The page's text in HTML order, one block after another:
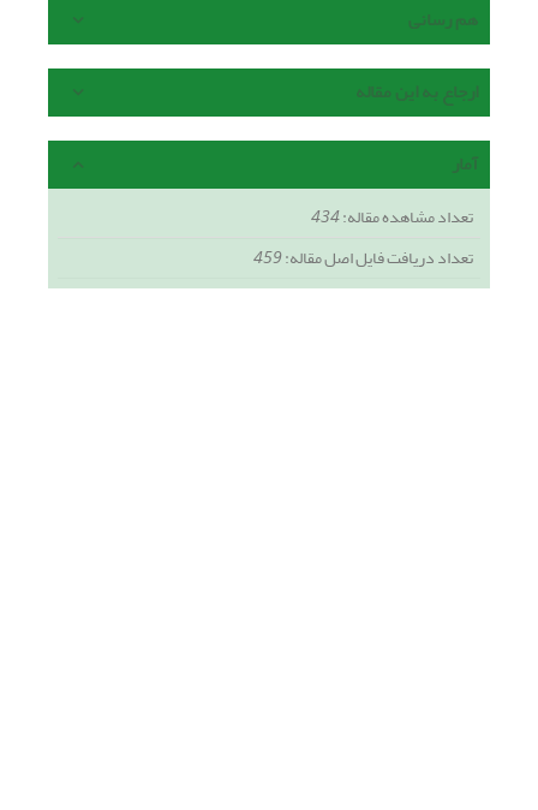
هم رسانی
ارجاع به این مقاله
آمار
تعداد مشاهده مقاله:434
تعداد دریافت فایل اصل مقاله:459